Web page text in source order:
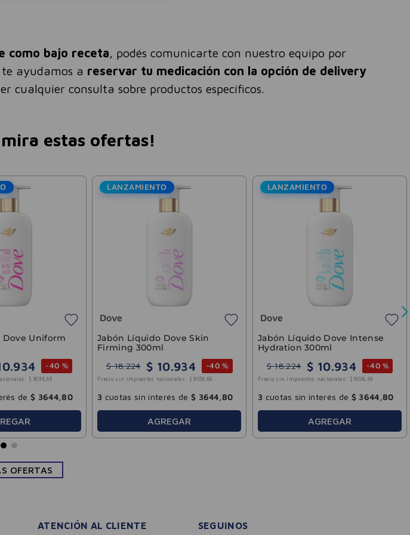
como bajo receta, podés comunicarte con nuestro equipo por
ayudamos a reservar tu medicación con la opción de delivery
cualquier consulta sobre productos específicos.
estas ofertas!
Uniform
.934 -40 %
$ 9036,69
de $ 3644 ,80
LANZAMIENTO
Dove
Jabón Líquido Dove Skin
Firming 300ml
$ 18.224 $ 10.934 -40 %
Precio sin impuestos nacionales: $ 9036 ,69
3 cuotas sin interés de $ 3644 ,80
AGREGAR
LANZAMIENTO
Dove
Jabón Líquido Dove Intense
Hydration 300ml
$ 18.224 $ 10.934 -40 %
Precio sin impuestos nacionales: $ 9036, 69
3 cuotas sin interés de $ 3644 80
AGREGAR
OFERTAS
ATENCIÓN AL CLIENTE SEGUINOS